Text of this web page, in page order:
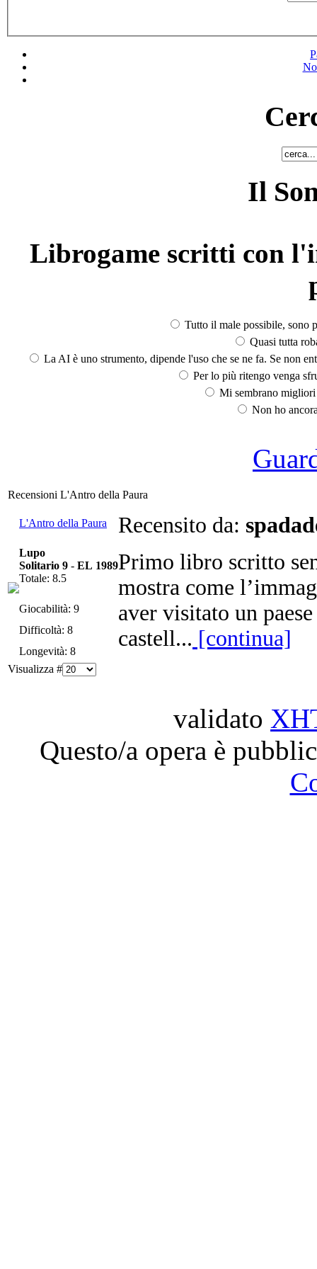
Il
Librogame scritti con
Tutto il male possibile, sono
Quasi tutta
La AI è uno strumento, dipende l'uso che se ne fa. Se non
Per lo più ritengo venga
Mi sembrano
Non ho
Recensioni L'Antro della Paura
L'Antro della Paura Recensito da:
Primo libro scritto
mostra come
aver visitato un
castell... [continua]
Lupo
Solitario 9 - EL 1989
Totale: 8.5
Giocabilità: 9
Difficoltà: 8
Longevità: 8
Visualizza #
validato
Questo/a opera è